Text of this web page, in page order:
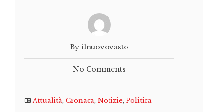
By ilnuovovasto
No Comments
Attualità, Cronaca, Notizie, Politica